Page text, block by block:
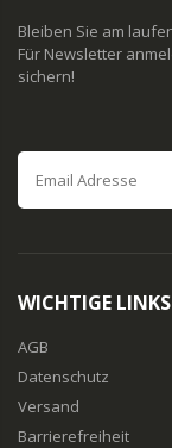
Bleiben Sie am
Für Newsletter
sichern!
WICHTIGE LINKS
AGB
Datenschutz
Versand
Barrierefreiheit